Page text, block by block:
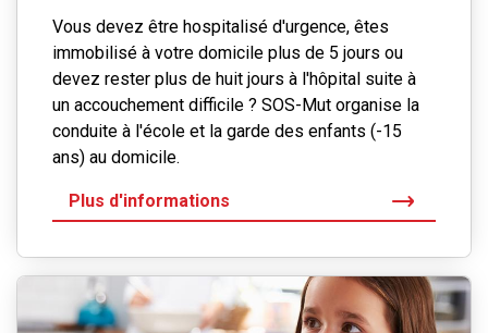
Vous devez être hospitalisé d'urgence, êtes
immobilisé à votre domicile plus de 5 jours ou
devez rester plus de huit jours à l'hôpital suite à
un accouchement difficile ? SOS-Mut organise la
conduite à l'école et la garde des enfants (-15
ans) au domicile.
Plus d'informations